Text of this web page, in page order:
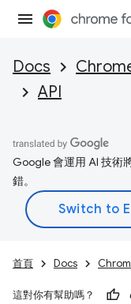
Docs
API
Google 會運用 AI 技術
錯。
首頁 Docs
這對你有幫助嗎？